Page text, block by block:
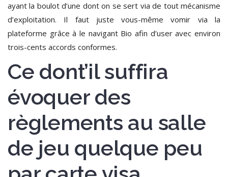
ayant la boulot d’une dont on se sert via de tout mécanisme
d’exploitation. Il faut juste vous-même vomir via la
plateforme grâce à le navigant Bio afin d’user avec environ
trois-cents accords conformes.
Ce dont’il suffira
évoquer des
règlements au salle
de jeu quelque peu